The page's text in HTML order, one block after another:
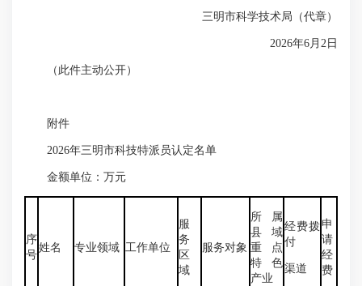
三明市科学技术局（代章）
2026年6月2日
（此件主动公开）
附件
2026年三明市科技特派员认定名单
金额单位：万元
序
号
姓名 专业领域 工作单位
服
务
区
域
服务对象
所属
县域
重点
特色
产业
经费拨
付
渠道
申
请
经
费